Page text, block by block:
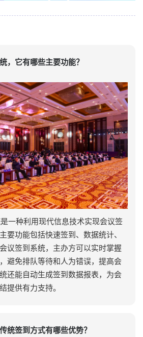
，它有哪些主要功能？
一种利用现代信息技术实现会议签
要功能包括快速签到、数据统计、
议签到系统，主办方可以实时掌握
避免排队等待和人为错误，提高会
还能自动生成签到数据报表，为会
提供有力支持。
统签到方式有哪些优势？